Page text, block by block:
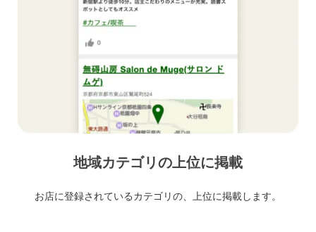
地域カテゴリの上位に掲載
お店に登録されているカテゴリの、上位に掲載します。